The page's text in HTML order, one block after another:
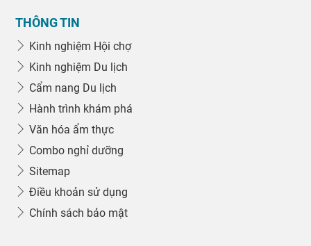
THÔNG TIN
Kinh nghiệm Hội chợ
Kinh nghiệm Du lịch
Cẩm nang Du lịch
Hành trình khám phá
Văn hóa ẩm thực
Combo nghỉ dưỡng
Sitemap
Điều khoản sử dụng
Chính sách bảo mật